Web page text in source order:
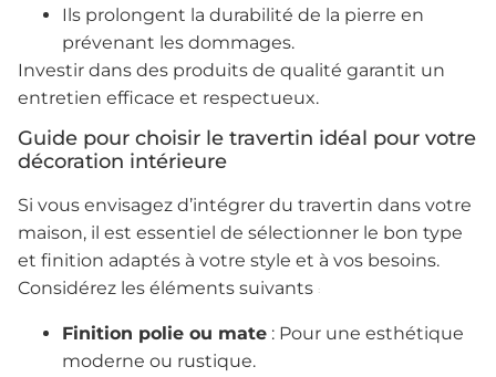
Ils prolongent la durabilité de la pierre en
prévenant les dommages.
Investir dans des produits de qualité garantit un
entretien efficace et respectueux.
Guide pour choisir le travertin idéal pour votre
décoration intérieure
Si vous envisagez d’intégrer du travertin dans votre
maison, il est essentiel de sélectionner le bon type
et finition adaptés à votre style et à vos besoins.
Considérez les éléments suivants :
Finition polie ou mate : Pour une esthétique
moderne ou rustique.